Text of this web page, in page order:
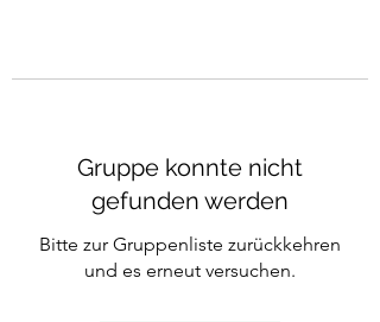
Gruppe konnte nicht
gefunden werden
Bitte zur Gruppenliste zurückkehren
und es erneut versuchen.